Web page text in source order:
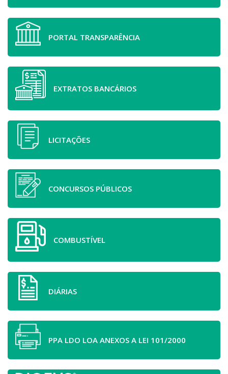
PORTAL TRANSPARÊNCIA
EXTRATOS BANCÁRIOS
LICITAÇÕES
CONCURSOS PÚBLICOS
COMBUSTÍVEL
DIÁRIAS
PPA LDO LOA ANEXOS A LEI 101/2000